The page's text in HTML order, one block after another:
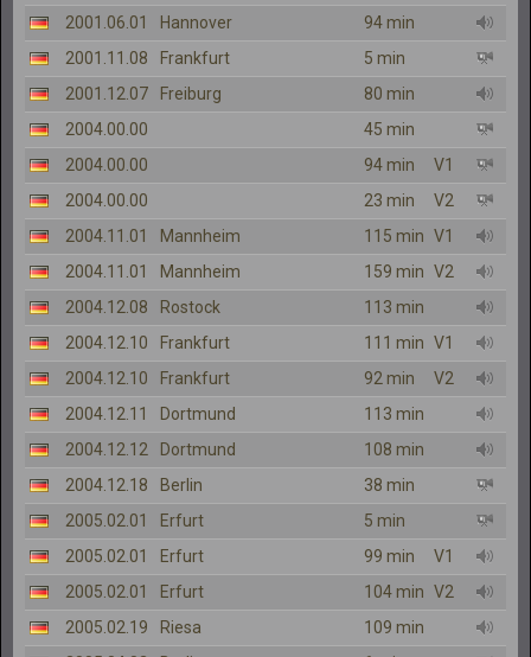
2001.06.01
Hannover
94 min
2001.11.08
Frankfurt
5 min
2001.12.07
Freiburg
80 min
2004.00.00
45 min
2004.00.00
94 min
V1
2004.00.00
23 min
V2
2004.11.01
Mannheim 115 min V1
2004.11.01
Mannheim 159 min V2
2004.12.08
Rostock
113 min
2004.12.10
Frankfurt 111 min V1
2004.12.10
Frankfurt 92 min
V2
2004.12.11
Dortmund
113 min
2004.12.12
Dortmund
108 min
2004.12.18
Berlin
38 min
2005.02.01
Erfurt
5 min
2005.02.01
Erfurt 99 min
V1
2005.02.01
Erfurt 104 min V2
2005.02.19
Riesa
109 min